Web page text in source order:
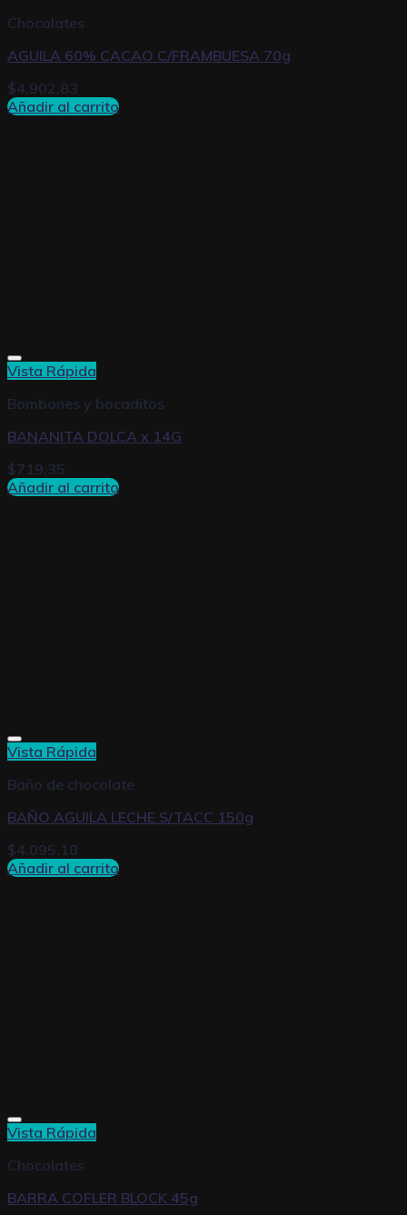
Chocolates
AGUILA 60% CACAO C/FRAMBUESA 70g
$4.902,83
Añadir al carrito
Vista Rápida
Bombones y bocaditos
BANANITA DOLCA x 14G
$719,35
Añadir al carrito
Vista Rápida
Baño de chocolate
BAÑO AGUILA LECHE S/TACC 150g
$4.095,10
Añadir al carrito
Vista Rápida
Chocolates
BARRA COFLER BLOCK 45g